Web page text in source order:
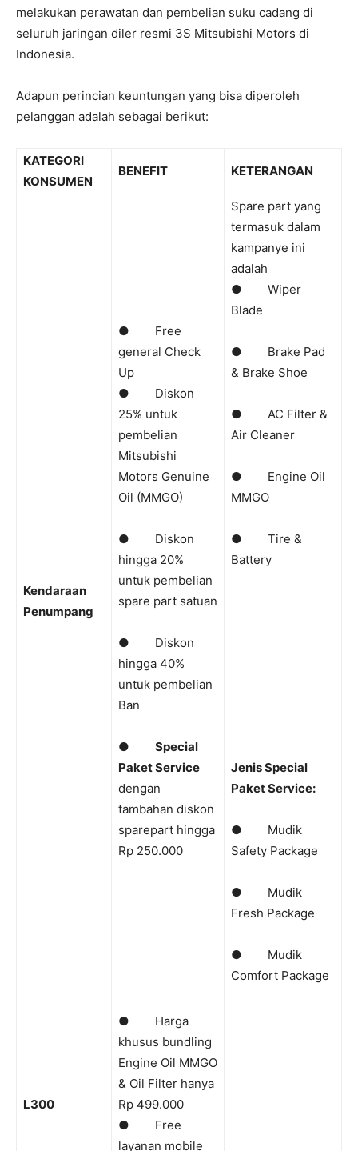
melakukan perawatan dan pembelian suku cadang di
seluruh jaringan diler resmi 3S Mitsubishi Motors di
Indonesia.
Adapun perincian keuntungan yang bisa diperoleh
pelanggan adalah sebagai berikut:
KATEGORI
KONSUMEN
BENEFIT KETERANGAN
Kendaraan
Penumpang
● Free
general Check
Up
● Diskon
25% untuk
pembelian
Mitsubishi
Motors Genuine
Oil (MMGO)
● Diskon
hingga 20%
untuk pembelian
spare part satuan
● Diskon
hingga 40%
untuk pembelian
Ban
● Special
Paket Service
dengan
tambahan diskon
sparepart hingga
Rp 250.000
Spare part yang
termasuk dalam
kampanye ini
adalah
● Wiper
Blade
● Brake Pad
& Brake Shoe
● AC Filter &
Air Cleaner
● Engine Oil
MMGO
● Tire &
Battery
Jenis Special
Paket Service:
● Mudik
Safety Package
● Mudik
Fresh Package
● Mudik
Comfort Package
L300
● Harga
khusus bundling
Engine Oil MMGO
& Oil Filter hanya
Rp 499.000
● Free
layanan mobile